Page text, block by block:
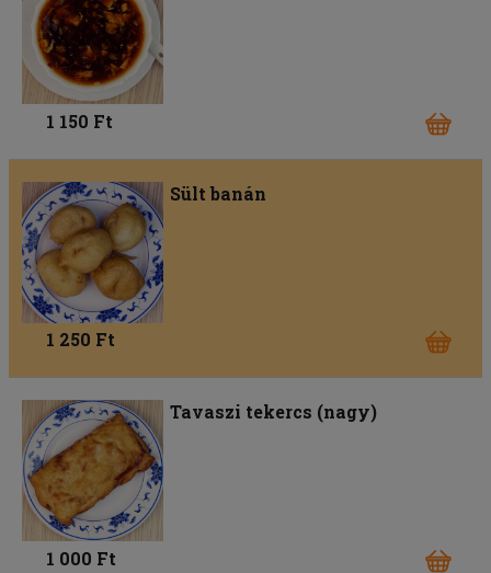
1 150 Ft
Sült banán
1 250 Ft
Tavaszi tekercs (nagy)
1 000 Ft